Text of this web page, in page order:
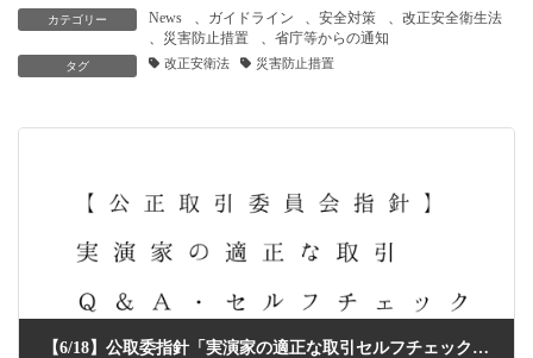
カテゴリー News ガイドライン 、安全対策
改正安全衛生法
災害防止措置 省庁等からの通知
タグ 改正安衛法 災害防止措置
【6/18】公取委指針「実演家の適正な取引セルフチェック・Ｑ＆Ａ」公開のお知らせ